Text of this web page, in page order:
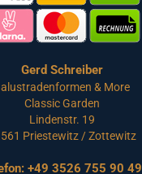
Gerd Schreiber
& More
Classic Garden
Lindenstr. 19
Priestewitz / Zottewitz
+49 3526 755 90 49